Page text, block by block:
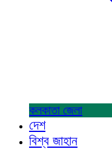
কলকাতা জেলা
দেশ
বিশ্ব জাহান